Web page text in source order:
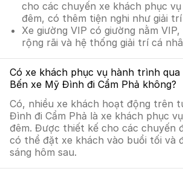
cho các chuyến xe khách phục
đêm, có thêm tiện nghi như giải
Xe giường VIP có giường nằm
rộng rãi và hệ thống giải trí cá
Có xe khách phục vụ hành trình
Bến xe Mỹ Đình đi Cẩm Phả không?
Có, nhiều xe khách hoạt động trên
Đình đi Cẩm Phả là xe khách phục
đêm. Được thiết kế cho các chuyến
có thể đặt xe khách vào buổi tối và
sáng hôm sau.